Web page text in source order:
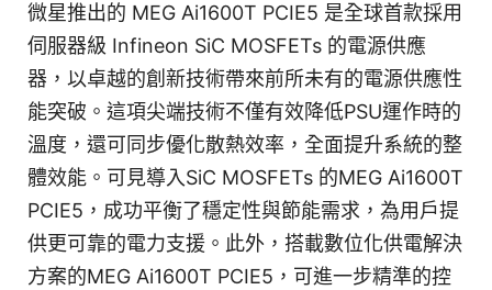
微星推出的 MEG Ai1600T PCIE5 是全球首款採用
伺服器級 Infineon SiC MOSFETs 的電源供應
器，以卓越的創新技術帶來前所未有的電源供應性
能突破。這項尖端技術不僅有效降低PSU運作時的
溫度，還可同步優化散熱效率，全面提升系統的整
體效能。可見導入SiC MOSFETs 的MEG Ai1600T
PCIE5，成功平衡了穩定性與節能需求，為用戶提
供更可靠的電力支援。此外，搭載數位化供電解決
方案的MEG Ai1600T PCIE5，可進一步精準的控